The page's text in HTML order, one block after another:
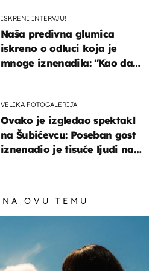
ISKRENI INTERVJU!
Naša predivna glumica
iskreno o odluci koja je
mnoge iznenadila: ''Kao da
VELIKA FOTOGALERIJA
Ovako je izgledao spektakl
na Šubićevcu: Poseban gost
iznenadio je tisuće ljudi na
NA OVU TEMU